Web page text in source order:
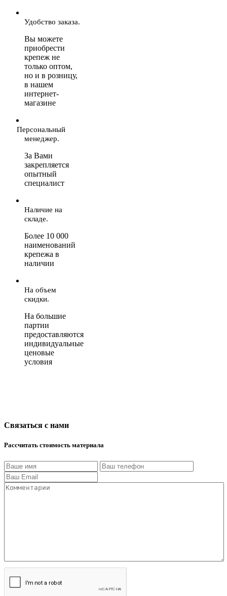
Удобство заказа.
Вы можете
приобрести
крепеж не
только оптом,
но и в розницу,
в нашем
интернет-
магазине
Персональный
менеджер.
За Вами
закрепляется
опытный
специалист
Наличие на
складе.
Более 10 000
наименований
крепежа в
наличии
На объем
скидки.
На большие
партии
предоставляются
индивидуальные
ценовые
условия
Связаться с нами
Рассчитать стоимость материала